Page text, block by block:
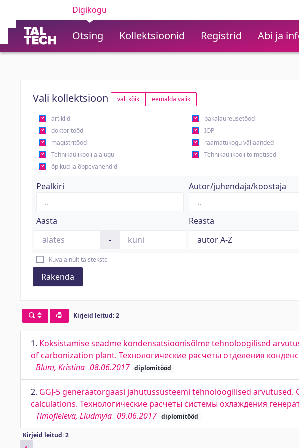
Digikogu
Otsing Kollektsioonid Registrid Abi ja
Vali kollektsioon vali kõik eemalda valik
artiklid bakalaureusetööd
doktoritööd
IOP
magistritööd
raamatukogu väljaanded
Tehnikaülikooli ajalugu
Tehnikaülikooli toimetised
õpikud ja õppevahendid
Pealkiri Autor/juhendaja/koostaja
Aasta
-
Reasta
Kuva ainult täistekste
Rakenda
Kirjeid leitud: 2
1. Koksistamise seadme kondensatsioonisõlme tehnoloogilised
of carbonization plant. Технологические расчеты отделения
Blum, Kristina 08.06.2017 diplomitööd
2. GGJ-5 generaatorgaasi jahutussüsteemi tehnoloogilised
calculations. Технологические расчеты системы охлаждения
Timofieieva, Liudmyla 09.06.2017 diplomitööd
Kirjeid leitud: 2